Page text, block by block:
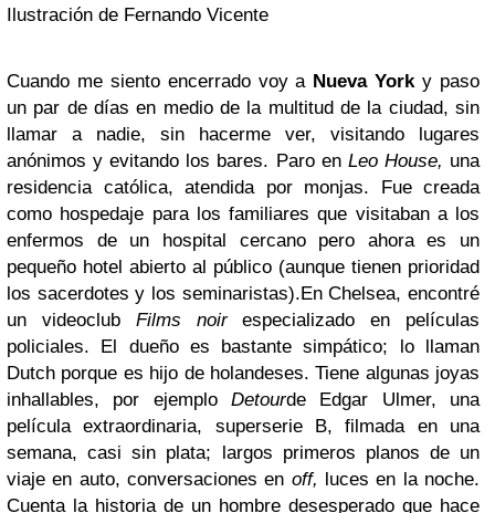
Ilustración de Fernando Vicente
Cuando me siento encerrado voy a Nueva Yorky paso
un par de días en medio de la multitud de la ciudad, sin
llamar a nadie, sin hacerme ver, visitando lugares
anónimos y evitando los bares. Paro en Leo House, una
residencia católica, atendida por monjas. Fue creada
como hospedaje para los familiares que visitaban a los
enfermos de un hospital cercano pero ahora es un
pequeño hotel abierto al público (aunque tienen prioridad
los sacerdotes y los seminaristas).En Chelsea, encontré
un videoclub Films noirespecializado en películas
policiales. El dueño es bastante simpático; lo llaman
Dutch porque es hijo de holandeses. Tiene algunas joyas
inhallables, por ejemplo Detourde Edgar Ulmer, una
película extraordinaria, superserie B, filmada en una
semana, casi sin plata; largos primeros planos de un
viaje en auto, conversaciones en off, luces en la noche.
Cuenta la historia de un hombre desesperado que hace